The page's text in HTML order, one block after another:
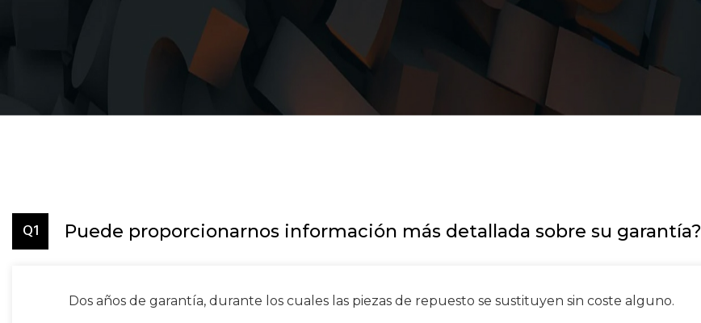
Q1 Puede proporcionarnos información más detallada sobre su garantía?
Dos años de garantía, durante los cuales las piezas de repuesto se sustituyen sin coste alguno.